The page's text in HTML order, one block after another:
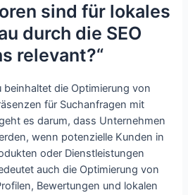
sind für lokales
durch die SEO
relevant?“
beinhaltet die Optimierung von
für Suchanfragen mit
es darum, dass Unternehmen
wenn potenzielle Kunden in
oder Dienstleistungen
auch die Optimierung von
Bewertungen und lokalen